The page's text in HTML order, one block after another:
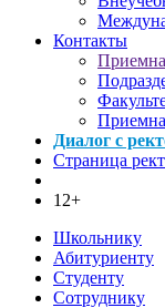
Контакты
Диалог с
Страница
12+
Школьнику
Абитуриенту
Студенту
Сотруднику